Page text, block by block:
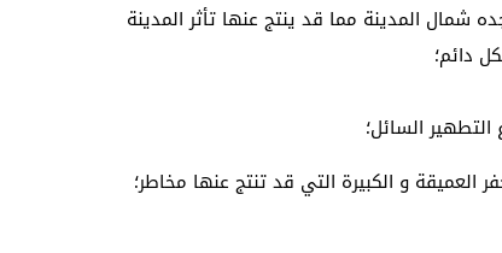
شمال المدينة مما قد ينتج عنها تأثر المدينة
دائم؛
السائل؛
و الكبيرة التي قد تنتج عنها مخاطر؛